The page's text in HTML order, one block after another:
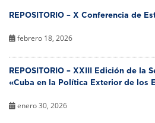
REPOSITORIO – X Conferencia de
febrero 18, 2026
REPOSITORIO – XXIII Edición de la
«Cuba en la Política Exterior de los
enero 30, 2026